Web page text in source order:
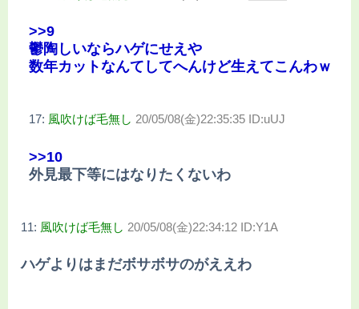
>>9
鬱陶しいならハゲにせえや
数年カットなんてしてへんけど生えてこんわｗ
17: 風吹けば毛無し 20/05/08(金)22:35:35 ID:uUJ
>>10
外見最下等にはなりたくないわ
11: 風吹けば毛無し 20/05/08(金)22:34:12 ID:Y1A
ハゲよりはまだボサボサのがええわ